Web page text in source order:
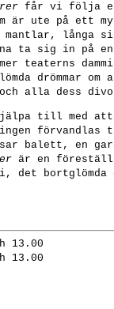
får vi följa
är ute på ett
långa
ta sig in på
teaterns
drömmar
alla dess
till med
balett, en
är en
det
13.00
13.00